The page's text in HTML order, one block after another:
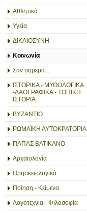
Αθλητικά
Υγεία
ΔΙΚΑΙΟΣΥΝΗ
Κοινωνία
Σαν σημερα...
ΙΣΤΟΡΙΚΑ - ΜΥΘΟΛΟΓΙΚΑ
-ΛΑΟΓΡΑΦΙΚΑ - ΤΟΠΙΚΗ
ΙΣΤΟΡΙΑ
ΒΥΖΑΝΤΙΟ
ΡΩΜΑΪΚΗ ΑΥΤΟΚΡΑΤΟΡΙΑ
ΠΑΠΑΣ ΒΑΤΙΚΑΝΟ
Αρχαιολογία
Θρησκειολογικά
Ποίηση - Κείμενα
Λογοτεχνια - Φιλοσοφία